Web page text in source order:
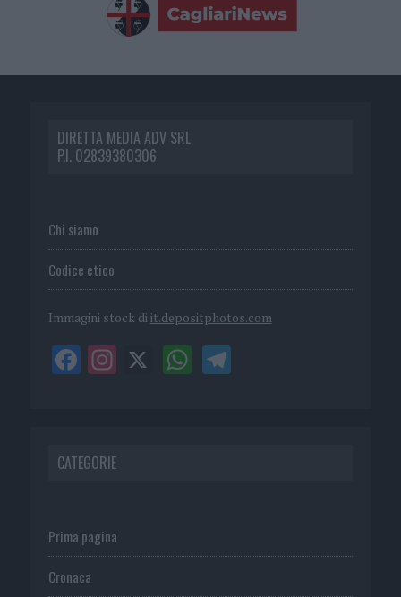
DIRETTA MEDIA ADV SRL
P.I. 02839380306
Chi siamo
Codice etico
Immagini stock di it.depositphotos.com
CATEGORIE
Prima pagina
Cronaca